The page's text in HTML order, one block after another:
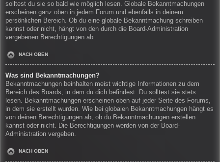
solltest du sie so bald wie möglich lesen. Globale Bekanntmachungen
erscheinen ganz oben in jedem Forum und ebenfalls in deinem
persönlichen Bereich. Ob du eine globale Bekanntmachung schreiben
kannst oder nicht, hängt von den durch die Board-Administration
vergebenen Berechtigungen ab.
NACH OBEN
Was sind Bekanntmachungen?
Bekanntmachungen beinhalten meist wichtige Informationen zu dem
Bereich des Boards, in dem du dich befindest. Du solltest sie stets
lesen. Bekanntmachungen erscheinen oben auf jeder Seite des Forums,
in dem sie erstellt wurden. Wie bei globalen Bekanntmachungen hängt es
von deinen Berechtigungen ab, ob du Bekanntmachungen erstellen
kannst oder nicht. Die Berechtigungen werden von der Board-
Administration vergeben.
NACH OBEN